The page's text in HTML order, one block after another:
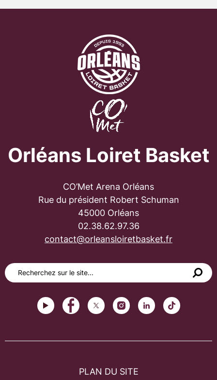
Orléans Loiret Basket
CO’Met Arena Orléans
Rue du président Robert Schuman
45000 Orléans
02.38.62.97.36
contact@orleansloiretbasket.fr
PLAN DU SITE